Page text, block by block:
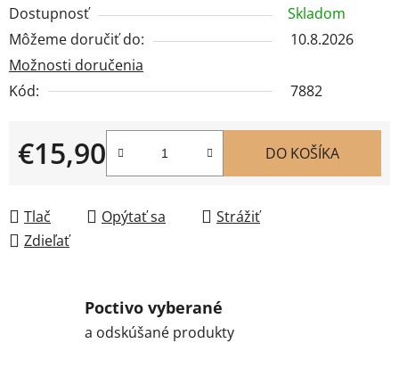
Dostupnosť
Skladom
Môžeme doručiť do:
10.8.2026
Možnosti doručenia
Kód:
7882
€15,90
Jednotková cena:
DO KOŠÍKA
Tlač Opýtať sa
Strážiť
Zdieľať
Poctivo vyberané
a odskúšané produkty